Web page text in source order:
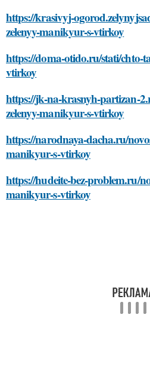
https://krasivyj-
zelenyy-manikyur-s-vtirkoy
https://doma-otido.ru/stati/chto-
vtirkoy
https://jk-na-krasnyh-partizan-
zelenyy-manikyur-s-vtirkoy
https://narodnaya-dacha.ru/
manikyur-s-vtirkoy
https://hudeite-bez-problem.ru/
manikyur-s-vtirkoy